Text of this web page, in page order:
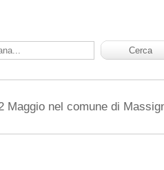
Maggio nel comune di